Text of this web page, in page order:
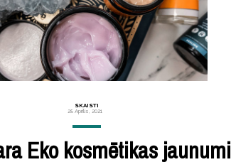
SKAISTI
28 Aprīlis, 2021
Eko kosmētikas jaunumi